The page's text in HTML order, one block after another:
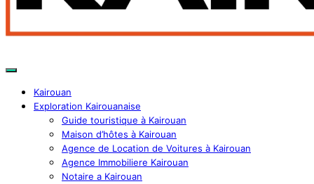
Kairouan
Exploration Kairouanaise
Guide touristique à Kairouan
Maison d’hôtes à Kairouan
Agence de Location de Voitures à Kairouan
Agence Immobiliere Kairouan
Notaire a Kairouan